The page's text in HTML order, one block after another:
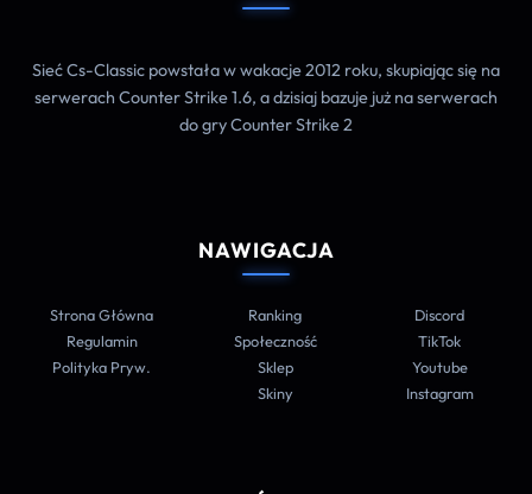
Sieć Cs-Classic powstała w wakacje 2012 roku, skupiając się na
serwerach Counter Strike 1.6, a dzisiaj bazuje już na serwerach
do gry Counter Strike 2
NAWIGACJA
Strona Główna
Regulamin
Polityka Pryw.
Ranking
Społeczność
Sklep
Skiny
Discord
TikTok
Youtube
Instagram